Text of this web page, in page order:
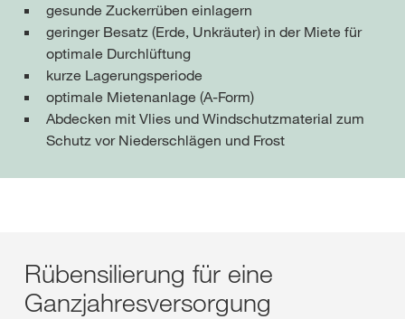
gesunde Zuckerrüben einlagern
geringer Besatz (Erde, Unkräuter) in der Miete für
optimale Durchlüftung
kurze Lagerungsperiode
optimale Mietenanlage (A-Form)
Abdecken mit Vlies und Windschutzmaterial zum
Schutz vor Niederschlägen und Frost
Rübensilierung für eine
Ganzjahresversorgung